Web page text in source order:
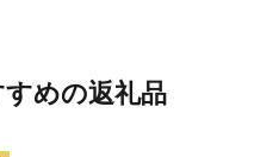
めの返礼品